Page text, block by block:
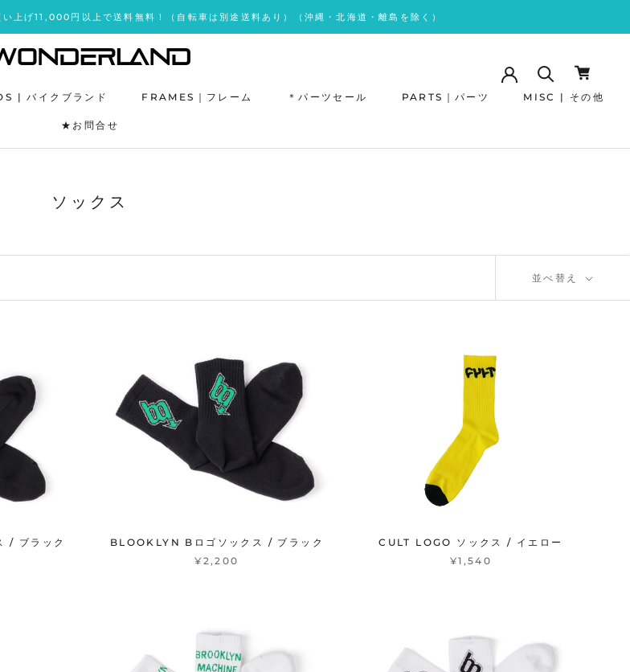
上げ11,000円以上で送料無料！（自転車は別途送料あり）（沖縄・北海道・離島を除く）
| バイクブランド FRAMES｜フレーム ＊パーツセール PARTS｜パーツ MISC | その他
★お問合せ
ソックス
並べ替え
/ ブラック
BLOOKLYN Bロゴソックス / ブラック
¥2,200
CULT LOGO ソックス / イエロー
¥1,540